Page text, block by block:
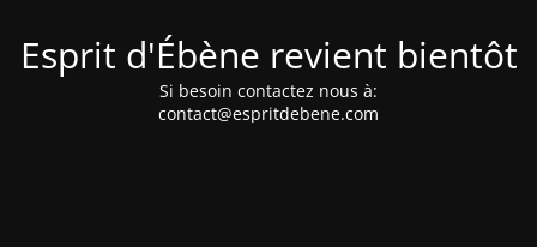
Esprit d'Ébène revient bientôt
Si besoin contactez nous à:
contact@espritdebene.com